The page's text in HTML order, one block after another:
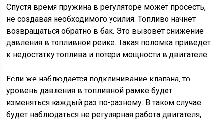
Спустя время пружина в регуляторе может просесть,
не создавая необходимого усилия. Топливо начнёт
возвращаться обратно в бак. Это вызовет снижение
давления в топливной рейке. Такая поломка приведёт
к недостатку топлива и потери мощности в двигателе.
Если же наблюдается подклинивание клапана, то
уровень давления в топливной рамке будет
изменяться каждый раз по-разному. В таком случае
будет наблюдаться не регулярная работа двигателя,